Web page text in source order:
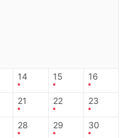
14 15 16
21 22 23
28 29 30